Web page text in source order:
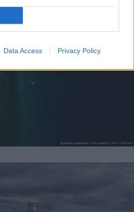
Data Access Privacy Policy